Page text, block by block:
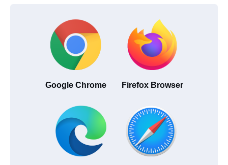
Google Chrome Firefox Browser